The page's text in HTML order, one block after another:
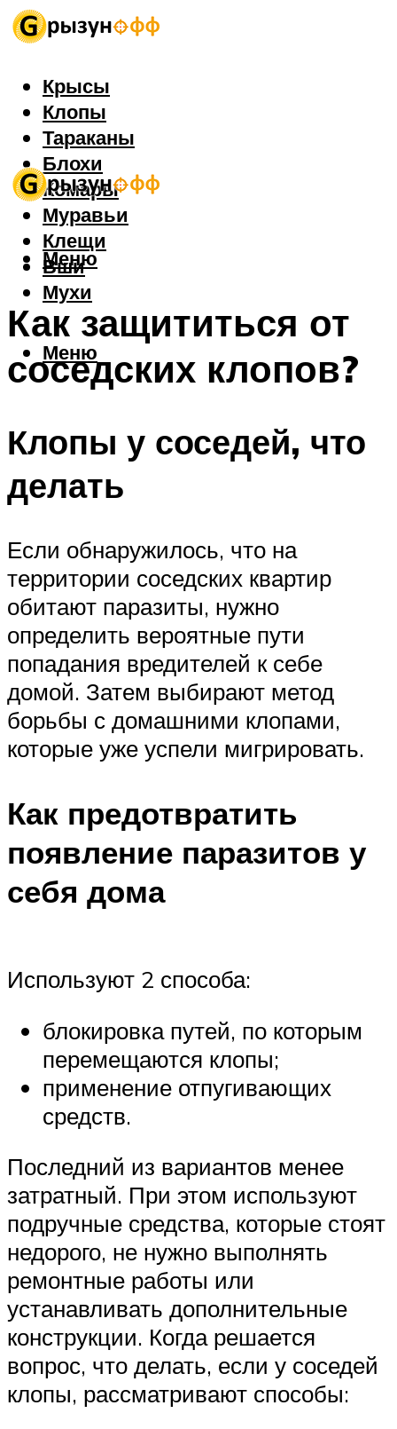
Крысы
Клопы
Тараканы
Блохи
Комары
Муравьи
Клещи
Вши
Мухи
Меню
Меню
Как защититься от
соседских клопов?
Клопы у соседей, что
делать
Если обнаружилось, что на
территории соседских квартир
обитают паразиты, нужно
определить вероятные пути
попадания вредителей к себе
домой. Затем выбирают метод
борьбы с домашними клопами,
которые уже успели мигрировать.
Как предотвратить
появление паразитов у
себя дома
Используют 2 способа:
блокировка путей, по которым
перемещаются клопы;
применение отпугивающих
средств.
Последний из вариантов менее
затратный. При этом используют
подручные средства, которые стоят
недорого, не нужно выполнять
ремонтные работы или
устанавливать дополнительные
конструкции. Когда решается
вопрос, что делать, если у соседей
клопы, рассматривают способы: